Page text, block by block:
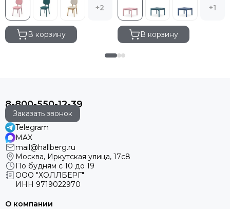
+2
В корзину
+1
В корзину
8-800-550-12-39
Заказать звонок
Telegram
MAX
mail@hallberg.ru
Москва, Иркутская улица, 17с8
По будням с 10 до 19
ООО "ХОЛЛБЕРГ"
ИНН 9719022970
О компании